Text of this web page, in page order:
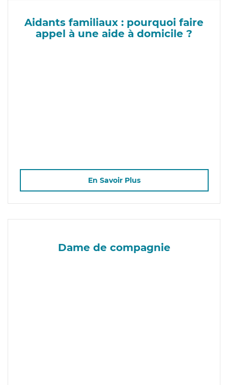
Aidants familiaux : pourquoi faire
appel à une aide à domicile ?
En Savoir Plus
Dame de compagnie